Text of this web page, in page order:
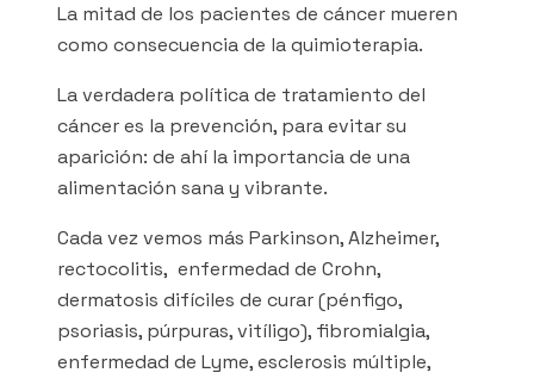
La mitad de los pacientes de cáncer mueren
como consecuencia de la quimioterapia.
La verdadera política de tratamiento del
cáncer es la prevención, para evitar su
aparición: de ahí la importancia de una
alimentación sana y vibrante.
Cada vez vemos más Parkinson, Alzheimer,
rectocolitis, enfermedad de Crohn,
dermatosis difíciles de curar (pénfigo,
psoriasis, púrpuras, vitíligo), fibromialgia,
enfermedad de Lyme, esclerosis múltiple,